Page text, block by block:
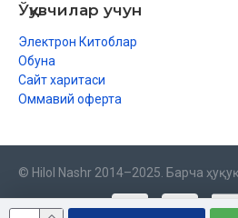
Ўқувчилар учун
Электрон Китоблар
Обуна
Сайт харитаси
Оммавий оферта
© Hilol Nashr 2014–2025. Барча